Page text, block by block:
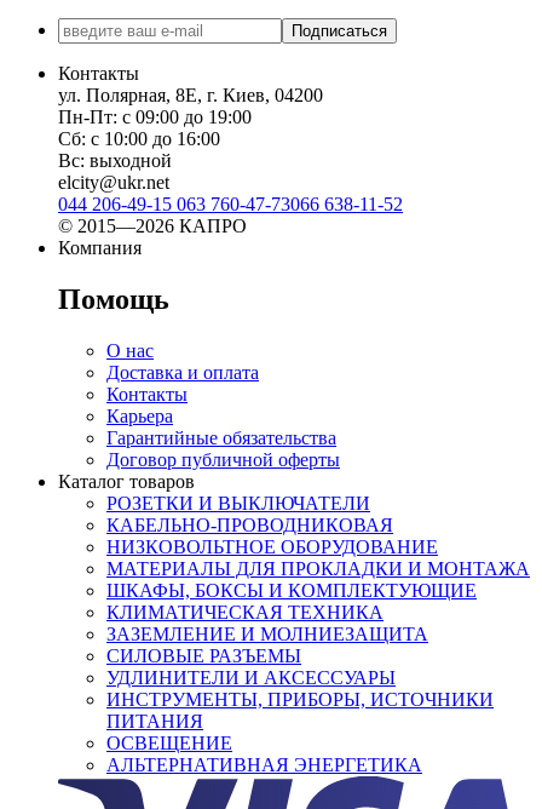
Подписаться
Контакты
ул. Полярная, 8Е, г. Киев, 04200
Пн-Пт: с 09:00 до 19:00
Сб: с 10:00 до 16:00
Вс: выходной
elcity@ukr.net
044 206-49-15 063 760-47-73066 638-11-52
© 2015—2026 КАПРО
Компания
Помощь
О нас
Доставка и оплата
Контакты
Карьера
Гарантийные обязательства
Договор публичной оферты
Каталог товаров
РОЗЕТКИ И ВЫКЛЮЧАТЕЛИ
КАБЕЛЬНО-ПРОВОДНИКОВАЯ
НИЗКОВОЛЬТНОЕ ОБОРУДОВАНИЕ
МАТЕРИАЛЫ ДЛЯ ПРОКЛАДКИ И МОНТАЖА
ШКАФЫ, БОКСЫ И КОМПЛЕКТУЮЩИЕ
КЛИМАТИЧЕСКАЯ ТЕХНИКА
ЗАЗЕМЛЕНИЕ И МОЛНИЕЗАЩИТА
СИЛОВЫЕ РАЗЪЕМЫ
УДЛИНИТЕЛИ И АКСЕССУАРЫ
ИНСТРУМЕНТЫ, ПРИБОРЫ, ИСТОЧНИКИ
ПИТАНИЯ
ОСВЕЩЕНИЕ
АЛЬТЕРНАТИВНАЯ ЭНЕРГЕТИКА